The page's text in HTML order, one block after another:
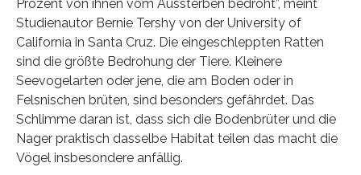
Prozent von ihnen vom Aussterben bedroht”, meint
Studienautor Bernie Tershy von der University of
California in Santa Cruz. Die eingeschleppten Ratten
sind die größte Bedrohung der Tiere. Kleinere
Seevogelarten oder jene, die am Boden oder in
Felsnischen brüten, sind besonders gefährdet. Das
Schlimme daran ist, dass sich die Bodenbrüter und die
Nager praktisch dasselbe Habitat teilen das macht die
Vögel insbesondere anfällig.